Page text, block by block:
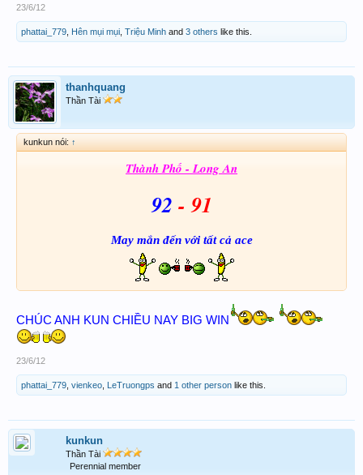
23/6/12
phattai_779 Hên mụi mụi Triệu Minh and 3 others like this.
thanhquang
Thần Tài
kunkun nói: ↑
Thành Phố - Long An
92 - 91
May mắn đến với tất cả ace
CHÚC ANH KUN CHIỀU NAY BIG WIN
23/6/12
phattai_779 vienkeo LeTruongps and 1 other person like this.
kunkun
Thần Tài
Perennial member